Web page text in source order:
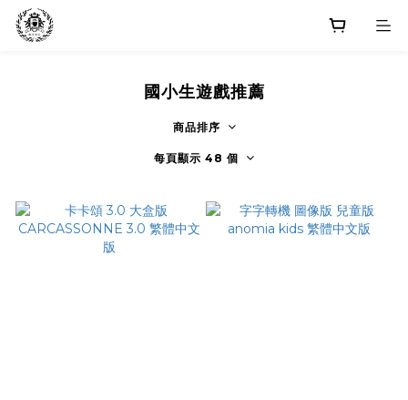
國小生遊戲推薦
商品排序
每頁顯示 48 個